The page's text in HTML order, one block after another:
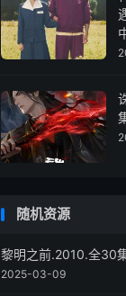
随机资源
黎明之前.2010.全30
2025-03-09